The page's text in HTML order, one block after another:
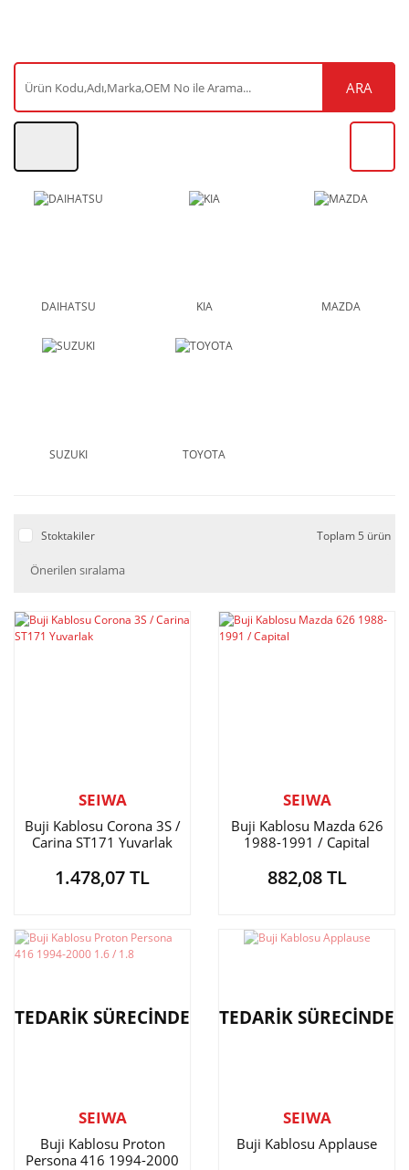
ARA
DAIHATSU KIA MAZDA
SUZUKI TOYOTA
Stoktakiler Toplam 5 ürün
SEIWA
Buji Kablosu Corona 3S /
Carina ST171 Yuvarlak
1.478,07 TL
SEIWA
Buji Kablosu Mazda 626
1988-1991 / Capital
882,08 TL
TEDARİK SÜRECİNDE
SEIWA
Buji Kablosu Proton
Persona 416 1994-2000
TEDARİK SÜRECİNDE
SEIWA
Buji Kablosu Applause